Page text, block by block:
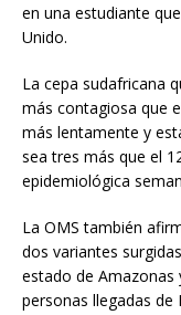
en una estudiante
Unido.
La cepa sudafricana
más contagiosa que
más lentamente y
sea tres más que el
epidemiológica
La OMS también
dos variantes
estado de Amazonas
personas llegadas de